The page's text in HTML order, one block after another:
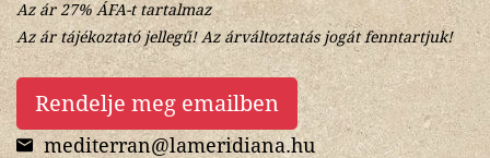
Az ár 27% ÁFA-t tartalmaz
Az ár tájékoztató jellegű! Az árváltoztatás jogát fenntartjuk!
Rendelje meg emailben
mediterran@lameridiana.hu